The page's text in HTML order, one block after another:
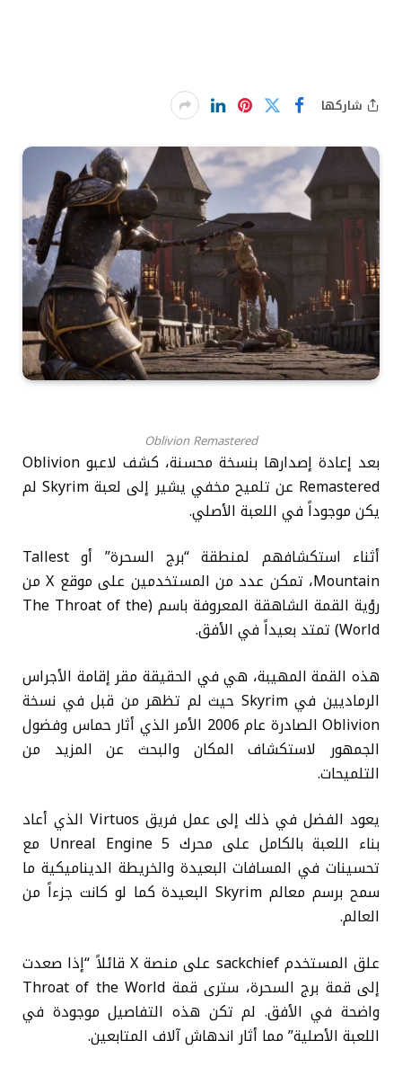
شاركها
Oblivion Remastered
بعد إعادة إصدارها بنسخة محسنة، كشف لاعبو Oblivion
Remastered عن تلميح مخفي يشير إلى لعبة Skyrim لم
يكن موجوداً في اللعبة الأصلي.
أثناء استكشافهم لمنطقة “برج السحرة” أو Tallest
Mountain، تمكن عدد من المستخدمين على موقع X من
رؤية القمة الشاهقة المعروفة باسم (The Throat of the
World) تمتد بعيداً في الأفق.
هذه القمة المهيبة، هي في الحقيقة مقر إقامة الأجراس
الرماديين في Skyrim حيث لم تظهر من قبل في نسخة
Oblivion الصادرة عام 2006 الأمر الذي أثار حماس وفضول
الجمهور لاستكشاف المكان والبحث عن المزيد من
التلميحات.
يعود الفضل في ذلك إلى عمل فريق Virtuos الذي أعاد
بناء اللعبة بالكامل على محرك Unreal Engine 5 مع
تحسينات في المسافات البعيدة والخريطة الديناميكية ما
سمح برسم معالم Skyrim البعيدة كما لو كانت جزءاً من
العالم.
علق المستخدم sackchief على منصة X قائلاً “إذا صعدت
إلى قمة برج السحرة، سترى قمة Throat of the World
واضحة في الأفق. لم تكن هذه التفاصيل موجودة في
اللعبة الأصلية” مما أثار اندهاش آلاف المتابعين.